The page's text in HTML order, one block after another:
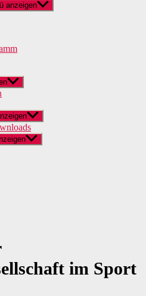
anzeigen
im Sport